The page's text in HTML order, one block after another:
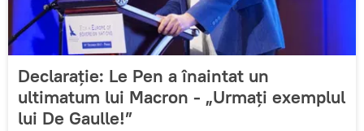
Declarație: Le Pen a înaintat un
ultimatum lui Macron - „Urmați exemplul
lui De Gaulle!”